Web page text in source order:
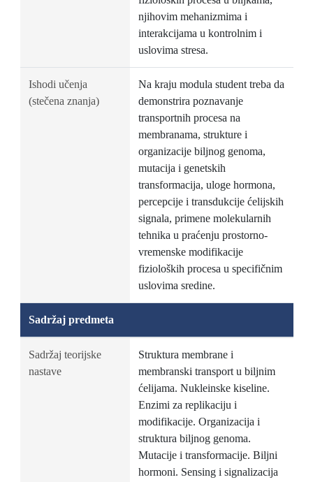
njihovim mehanizmima i
interakcijama u kontrolnim i
uslovima stresa.
Ishodi učenja
(stečena znanja)
Na kraju modula student treba da
demonstrira poznavanje
transportnih procesa na
membranama, strukture i
organizacije biljnog genoma,
mutacija i genetskih
transformacija, uloge hormona,
percepcije i transdukcije ćelijskih
signala, primene molekularnih
tehnika u praćenju prostorno-
vremenske modifikacije
fizioloških procesa u specifičnim
uslovima sredine.
Sadržaj predmeta
Sadržaj teorijske
nastave
Struktura membrane i
membranski transport u biljnim
ćelijama. Nukleinske kiseline.
Enzimi za replikaciju i
modifikacije. Organizacija i
struktura biljnog genoma.
Mutacije i transformacije. Biljni
hormoni. Sensing i signalizacija